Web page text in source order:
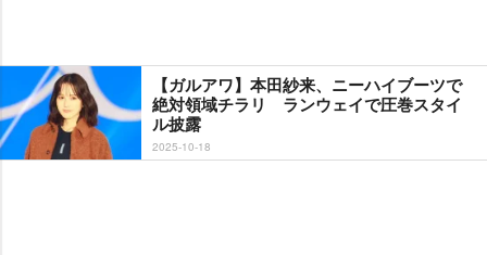
【ガルアワ】本田紗来、ニーハイブーツで
絶対領域チラリ ランウェイで圧巻スタイ
ル披露
2025-10-18